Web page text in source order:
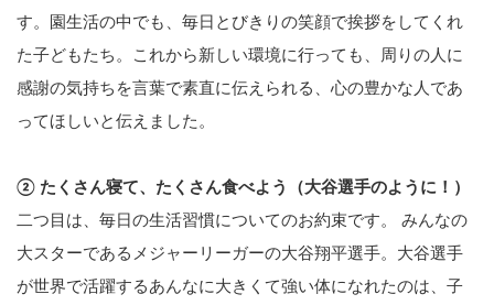
す。園生活の中でも、毎日とびきりの笑顔で挨拶をしてくれ
た子どもたち。これから新しい環境に行っても、周りの人に
感謝の気持ちを言葉で素直に伝えられる、心の豊かな人であ
ってほしいと伝えました。
② たくさん寝て、たくさん食べよう（大谷選手のように！）
二つ目は、毎日の生活習慣についてのお約束です。 みんなの
大スターであるメジャーリーガーの大谷翔平選手。大谷選手
が世界で活躍するあんなに大きくて強い体になれたのは、子